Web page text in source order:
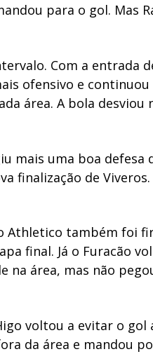
para o gol. Mas
Com a entrada
ofensivo e
área. A bola desviou
mais uma boa defesa
finalização de
Athletico também foi
final. Já o Furacão
na área, mas não
voltou a evitar o gol
da área e mandou